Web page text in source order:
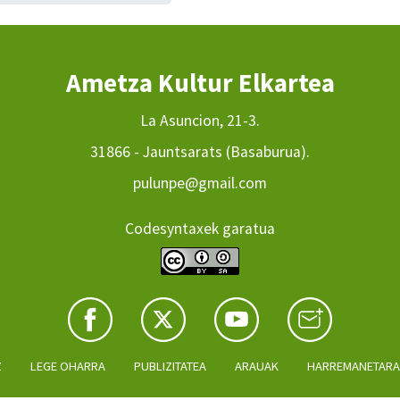
Ametza Kultur Elkartea
La Asuncion, 21-3.
31866 - Jauntsarats (Basaburua).
pulunpe@gmail.com
Codesyntaxek garatua
LEGE OHARRA PUBLIZITATEA ARAUAK